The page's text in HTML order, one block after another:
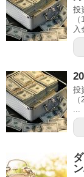
投
入
投
...